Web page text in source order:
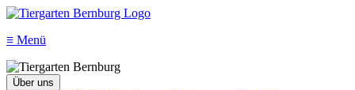
≡ Menü
Über uns